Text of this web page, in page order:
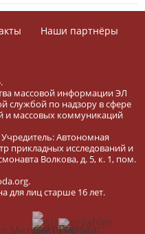
Наши партнёры
массовой информации ЭЛ
службой по надзору в сфере
и массовых коммуникаций
Автономная
прикладных исследований и
Волкова, д. 5, к. 1, пом.
для лиц старше 16 лет.